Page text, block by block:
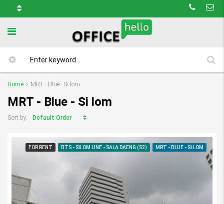
Home MRT - Blue - Si lom
MRT - Blue - Si lom
Sort by: Default Order
FOR RENT BTS - SILOM LINE - SALA DAENG (S2) MRT - BLUE - SI LOM